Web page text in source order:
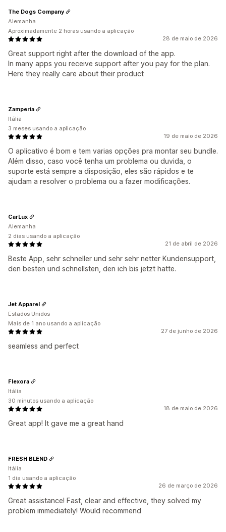
28 de maio de 2026
Great support right after the download of the app.
In many apps you receive support after you pay for the plan.
Here they really care about their product
The Dogs Company
Alemanha
Aproximadamente 2 horas usando a aplicação
19 de maio de 2026
O aplicativo é bom e tem varias opções pra montar seu bundle.
Além disso, caso você tenha um problema ou duvida, o
suporte está sempre a disposição, eles são rápidos e te
ajudam a resolver o problema ou a fazer modificações.
Zamperia
Itália
3 meses usando a aplicação
21 de abril de 2026
Beste App, sehr schneller und sehr sehr netter Kundensupport,
den besten und schnellsten, den ich bis jetzt hatte.
CarLux
Alemanha
2 dias usando a aplicação
27 de junho de 2026
seamless and perfect
Jet Apparel
Estados Unidos
Mais de 1 ano usando a aplicação
18 de maio de 2026
Great app! It gave me a great hand
Flexora
Itália
30 minutos usando a aplicação
26 de março de 2026
Great assistance! Fast, clear and effective, they solved my
problem immediately! Would recommend
FRESH BLEND
Itália
1 dia usando a aplicação